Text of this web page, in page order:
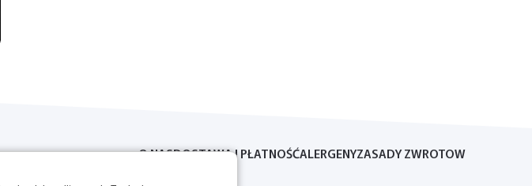
O NASDOSTAWA I PŁATNOŚĆALERGENYZASADY ZWROTOW